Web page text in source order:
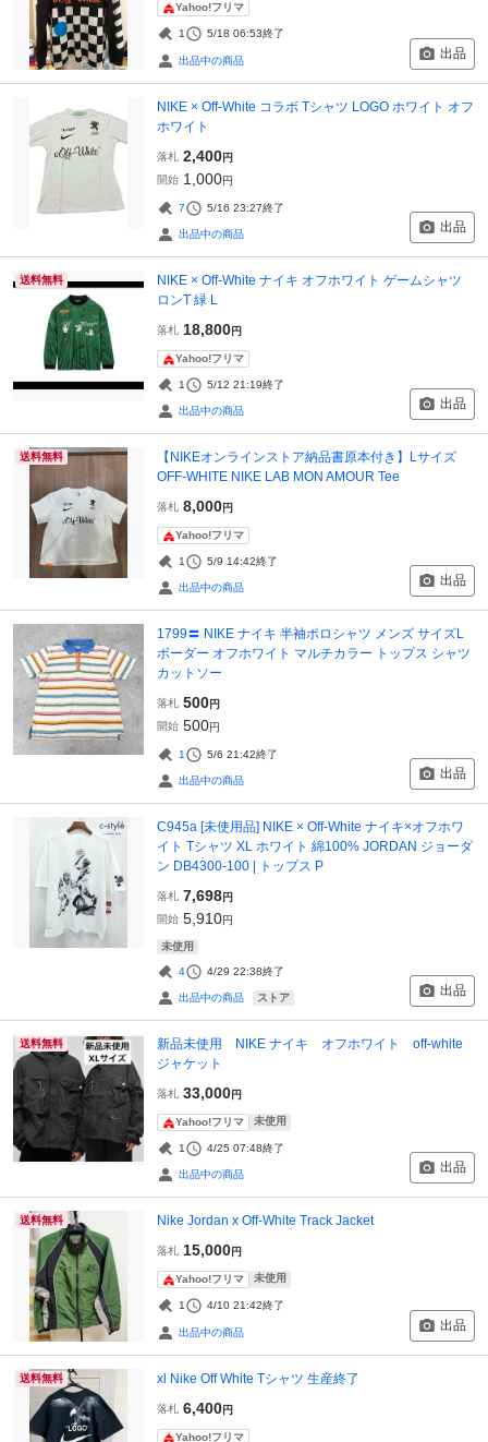
Yahoo!フリマ
1 5/18 06:53終了
出品中の商品 出品
NIKE × Off-White コラボ Tシャツ LOGO ホワイト オフ
ホワイト
落札 2,400円
開始 1,000円
7 5/16 23:27終了
出品中の商品 出品
送料無料
NIKE × Off-White ナイキ オフホワイト ゲームシャツ
ロンT 緑 L
落札 18,800円
Yahoo!フリマ
1 5/12 21:19終了
出品中の商品 出品
送料無料
【NIKEオンラインストア納品書原本付き】Lサイズ
OFF-WHITE NIKE LAB MON AMOUR Tee
落札 8,000円
Yahoo!フリマ
1 5/9 14:42終了
出品中の商品 出品
1799〓 NIKE ナイキ 半袖ポロシャツ メンズ サイズL
ボーダー オフホワイト マルチカラー トップス シャツ
カットソー
落札 500円
開始 500円
1 5/6 21:42終了
出品中の商品 出品
C945a [未使用品] NIKE × Off-White ナイキ×オフホワ
イト Tシャツ XL ホワイト 綿100% JORDAN ジョーダ
ン DB4300-100 | トップス P
落札 7,698円
開始 5,910円
未使用
4 4/29 22:38終了
出品中の商品 ストア 出品
送料無料
新品未使用 NIKE ナイキ オフホワイト off-white
ジャケット
落札 33,000円
Yahoo!フリマ 未使用
1 4/25 07:48終了
出品中の商品 出品
送料無料 Nike Jordan x Off-White Track Jacket
落札 15,000円
Yahoo!フリマ 未使用
1 4/10 21:42終了
出品中の商品 出品
送料無料 xl Nike Off White Tシャツ 生産終了
落札 6,400円
Yahoo!フリマ